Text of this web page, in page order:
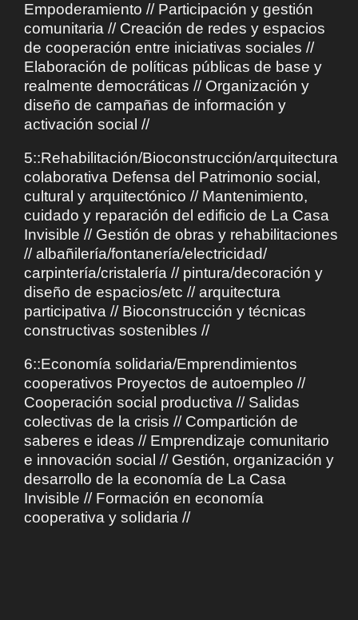
Empoderamiento // Participación y gestión
comunitaria // Creación de redes y espacios
de cooperación entre iniciativas sociales //
Elaboración de políticas públicas de base y
realmente democráticas // Organización y
diseño de campañas de información y
activación social //
5::Rehabilitación/Bioconstrucción/arquitectura
colaborativa Defensa del Patrimonio social,
cultural y arquitectónico // Mantenimiento,
cuidado y reparación del edificio de La Casa
Invisible // Gestión de obras y rehabilitaciones
// albañilería/fontanería/electricidad/
carpintería/cristalería // pintura/decoración y
diseño de espacios/etc // arquitectura
participativa // Bioconstrucción y técnicas
constructivas sostenibles //
6::Economía solidaria/Emprendimientos
cooperativos Proyectos de autoempleo //
Cooperación social productiva // Salidas
colectivas de la crisis // Compartición de
saberes e ideas // Emprendizaje comunitario
e innovación social // Gestión, organización y
desarrollo de la economía de La Casa
Invisible // Formación en economía
cooperativa y solidaria //